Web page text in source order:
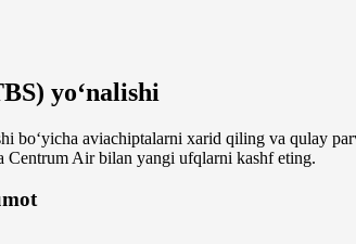
) yo‘nalishi
bo‘yicha aviachiptalarni xarid qiling va qulay
Centrum Air bilan yangi ufqlarni kashf eting.